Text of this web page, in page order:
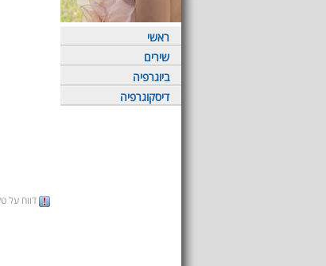
ראשי
שירים
ביוגרפיה
דיסקוגרפיה
דווח על